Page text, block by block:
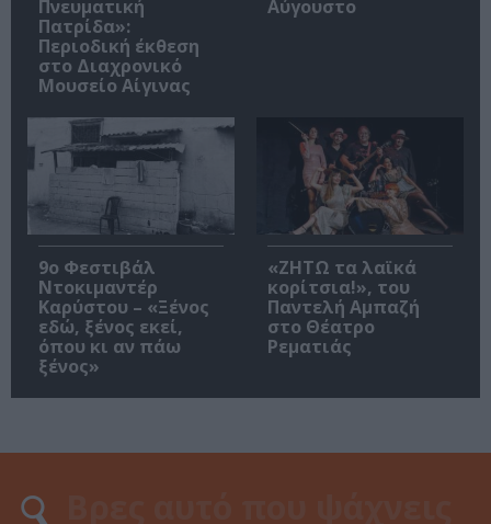
Πνευματική
Πατρίδα»:
Περιοδική έκθεση
στο Διαχρονικό
Μουσείο Αίγινας
Αύγουστο
9ο Φεστιβάλ
Ντοκιμαντέρ
Καρύστου – «Ξένος
εδώ, ξένος εκεί,
όπου κι αν πάω
ξένος»
«ΖΗΤΩ τα λαϊκά
κορίτσια!», του
Παντελή Αμπαζή
στο Θέατρο
Ρεματιάς